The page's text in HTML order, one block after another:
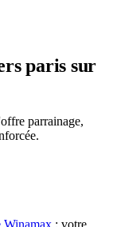
paris sur
parrainage,
Winamax : votre